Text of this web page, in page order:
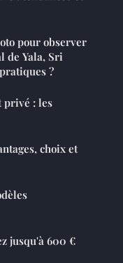
pour observer
de Yala, Sri
?
privé : les
choix et
jusqu'à 600 €